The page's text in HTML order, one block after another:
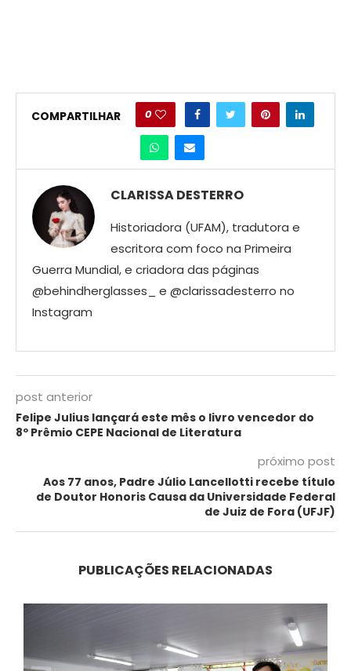
COMPARTILHAR 0
CLARISSA DESTERRO
Historiadora (UFAM), tradutora e
escritora com foco na Primeira
Guerra Mundial, e criadora das páginas
@behindherglasses_ e @clarissadesterro no
Instagram
post anterior
Felipe Julius lançará este mês o livro vencedor do
8º Prêmio CEPE Nacional de Literatura
próximo post
Aos 77 anos, Padre Júlio Lancellotti recebe título
de Doutor Honoris Causa da Universidade Federal
de Juiz de Fora (UFJF)
PUBLICAÇÕES RELACIONADAS